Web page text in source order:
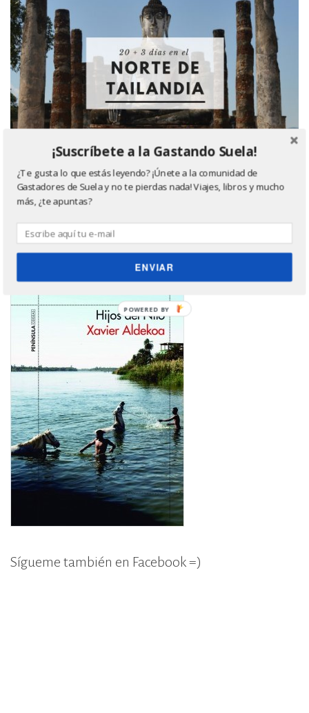
Último libro leído, ¿quieres saber más? Haz click
en la imagen ;)
Sígueme también en Facebook =)
¡Suscríbete a la Gastando Suela!
¿Te gusta lo que estás leyendo? ¡Únete a la comunidad de
Gastadores de Suela y no te pierdas nada! Viajes, libros y mucho
más, ¿te apuntas?
ENVIAR